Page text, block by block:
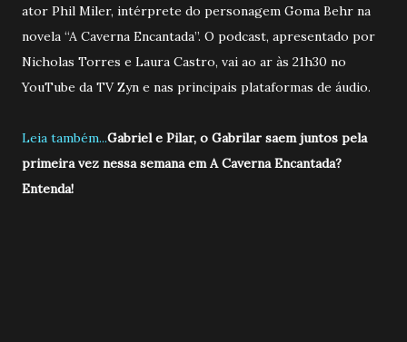
ator Phil Miler, intérprete do personagem Goma Behr na
novela “A Caverna Encantada”. O podcast, apresentado por
Nicholas Torres e Laura Castro, vai ao ar às 21h30 no
YouTube da TV Zyn e nas principais plataformas de áudio.
Leia também...Gabriel e Pilar, o Gabrilar saem juntos pela
primeira vez nessa semana em A Caverna Encantada?
Entenda!